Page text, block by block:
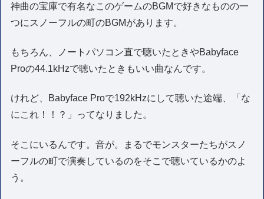
神曲の宝庫で有名なこのゲームのBGMで好きなものの一
つにスノーフルの町のBGMがあります。
もちろん、ノートパソコン直で聴いたときやBabyface
Proの44.1kHzで聴いたときもいい曲なんです。
けれど、Babyface Proで192kHzにして聴いた途端、「な
にこれ！！？」ってなりました。
そこにいるんです。音が。まるでモンスターたちがスノ
ーフルの町で演奏しているのをそこで聴いているかのよ
う。